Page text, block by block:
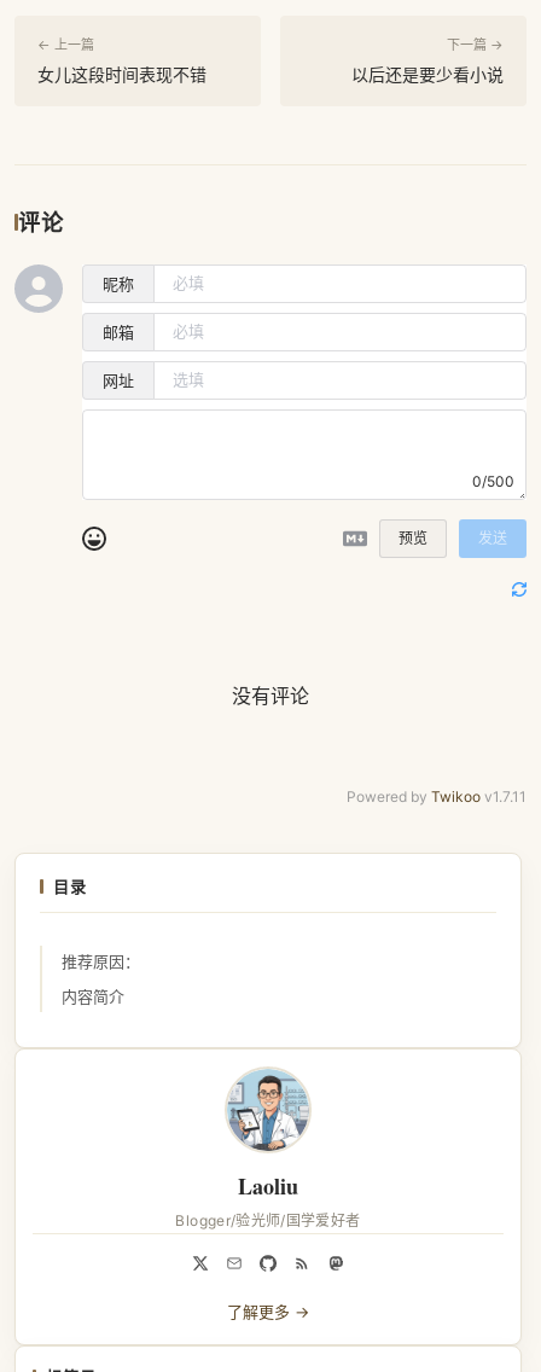
← 上一篇
女儿这段时间表现不错
下一篇 →
以后还是要少看小说
评论
昵称
邮箱
网址
0/500
预览 发送
没有评论
Powered by Twikoo v1.7.11
Laoliu
Blogger/验光师/国学爱好者
了解更多 →
目录
推荐原因：
内容简介